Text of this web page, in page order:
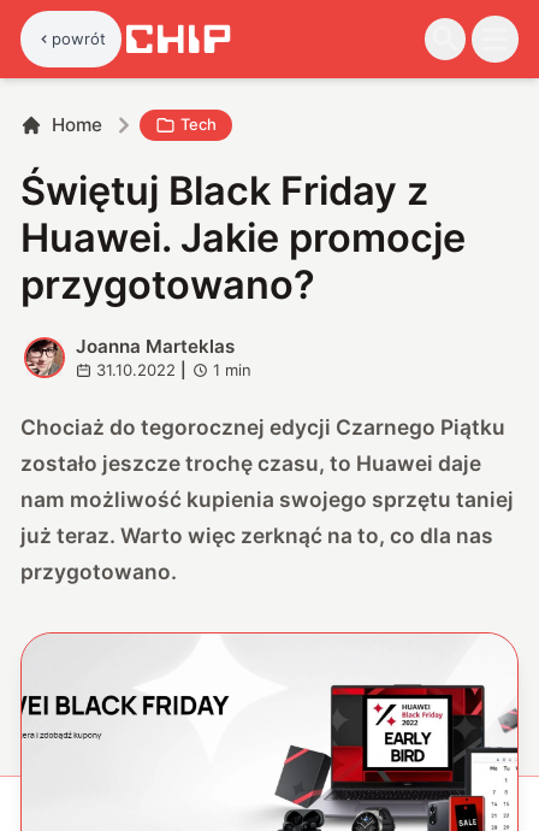
powrót
Home Tech
Świętuj Black Friday z
Huawei. Jakie promocje
przygotowano?
J
Joanna Marteklas
31.10.2022 1 min
Chociaż do tegorocznej edycji Czarnego Piątku
zostało jeszcze trochę czasu, to Huawei daje
nam możliwość kupienia swojego sprzętu taniej
już teraz. Warto więc zerknąć na to, co dla nas
przygotowano.